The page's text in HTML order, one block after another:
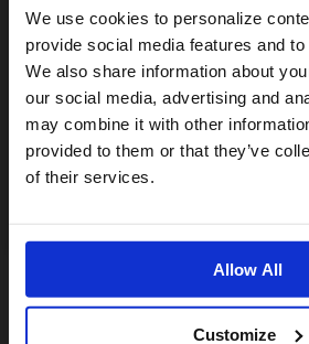
We use cookies to personalize
provide social media features and
We also share information about
our social media, advertising and
may combine it with other
provided to them or that they’ve
of their services.
Allow All
Customize
Visiting from the
For a better experience,
US